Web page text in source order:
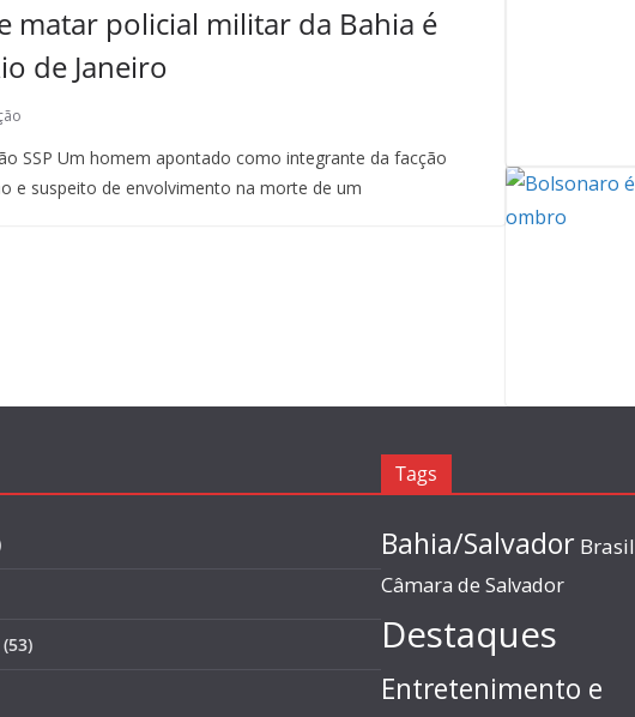
matar policial militar da Bahia é
de Janeiro
SSP Um homem apontado como integrante da facção
e suspeito de envolvimento na morte de um
(53)
Tags
Bahia/Salvador Brasil
Câmara de Salvador
Destaques
Entretenimento e